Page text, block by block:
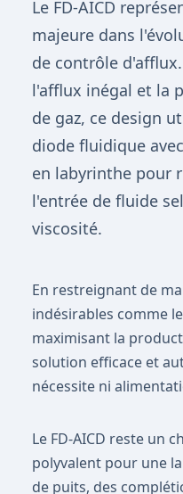
Le FD-AICD
majeure dans
de contrôle
l'afflux inégal et la
de gaz, ce design
diode fluidique
en labyrinthe pour
l'entrée de fluide
viscosité.
En restreignant de
indésirables comme
maximisant la
solution efficace et
nécessite ni
Le FD-AICD reste un
polyvalent pour une
de puits, des